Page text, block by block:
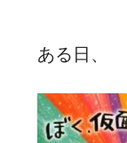
ある日、